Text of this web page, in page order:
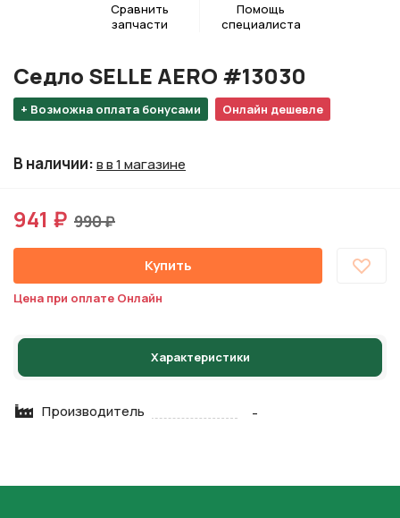
Сравнить
запчасти
Помощь
специалиста
+ Возможна оплата бонусами Онлайн дешевле
Седло SELLE AERO #13030
В наличии:в в 1 магазине
941 ₽ 990 ₽
Купить
Цена при оплате Онлайн
Характеристики
Производитель -